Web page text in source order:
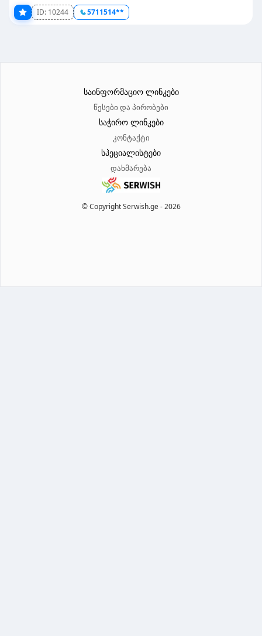
ID: 10244 5711514**
© Copyright Serwish.ge -2026
საინფორმაციო ლინკები
წესები და პირობები
საჭირო ლინკები
კონტაქტი
სპეციალისტები
დახმარება